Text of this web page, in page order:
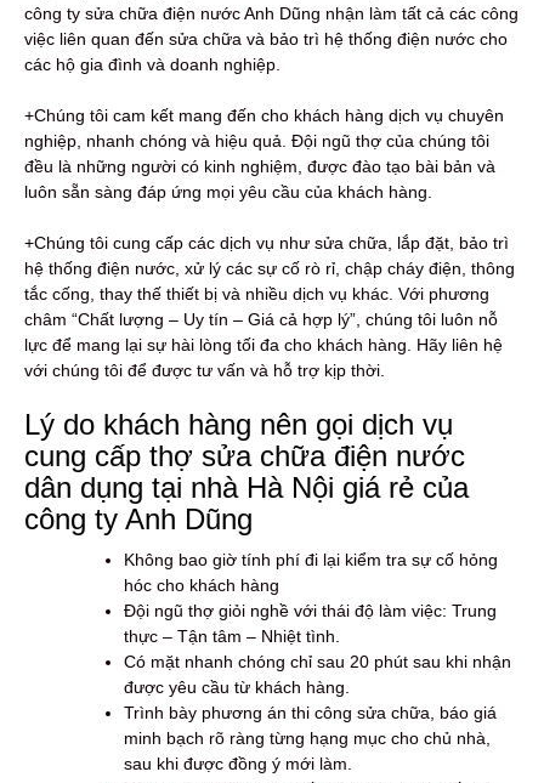
công ty sửa chữa điện nước Anh Dũng nhận làm tất cả các công
việc liên quan đến sửa chữa và bảo trì hệ thống điện nước cho
các hộ gia đình và doanh nghiệp.
+Chúng tôi cam kết mang đến cho khách hàng dịch vụ chuyên
nghiệp, nhanh chóng và hiệu quả. Đội ngũ thợ của chúng tôi
đều là những người có kinh nghiệm, được đào tạo bài bản và
luôn sẵn sàng đáp ứng mọi yêu cầu của khách hàng.
+Chúng tôi cung cấp các dịch vụ như sửa chữa, lắp đặt, bảo trì
hệ thống điện nước, xử lý các sự cố rò rỉ, chập cháy điện, thông
tắc cống, thay thế thiết bị và nhiều dịch vụ khác. Với phương
châm “Chất lượng – Uy tín – Giá cả hợp lý”, chúng tôi luôn nỗ
lực để mang lại sự hài lòng tối đa cho khách hàng. Hãy liên hệ
với chúng tôi để được tư vấn và hỗ trợ kịp thời.
Lý do khách hàng nên gọi dịch vụ
cung cấp thợ sửa chữa điện nước
dân dụng tại nhà Hà Nội giá rẻ của
công ty Anh Dũng
Không bao giờ tính phí đi lại kiểm tra sự cố hỏng
hóc cho khách hàng
Đội ngũ thợ giỏi nghề với thái độ làm việc: Trung
thực – Tận tâm – Nhiệt tình.
Có mặt nhanh chóng chỉ sau 20 phút sau khi nhận
được yêu cầu từ khách hàng.
Trình bày phương án thi công sửa chữa, báo giá
minh bạch rõ ràng từng hạng mục cho chủ nhà,
sau khi được đồng ý mới làm.